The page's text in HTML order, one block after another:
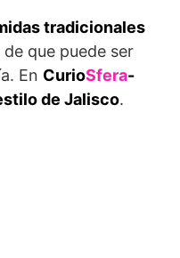
tradicionales
de que puede ser
En CurioSfera-
de Jalisco.